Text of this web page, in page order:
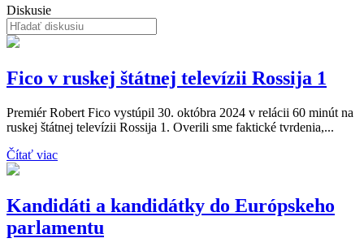
Diskusie
Fico v ruskej štátnej televízii Rossija 1
Premiér Robert Fico vystúpil 30. októbra 2024 v relácii 60 minút na
ruskej štátnej televízii Rossija 1. Overili sme faktické tvrdenia,...
Čítať viac
Kandidáti a kandidátky do Európskeho
parlamentu